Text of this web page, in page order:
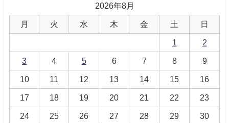
2026年8月
月 火 水 木 金 土 日
1 2
3 4 5 6 7 8 9
10 11 12 13 14 15 16
17 18 19 20 21 22 23
24 25 26 27 28 29 30